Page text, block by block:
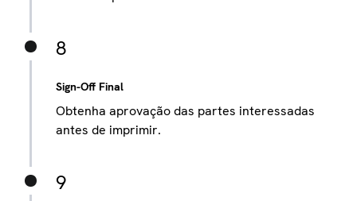
8
Sign-Off Final
Obtenha aprovação das partes interessadas
antes de imprimir.
9